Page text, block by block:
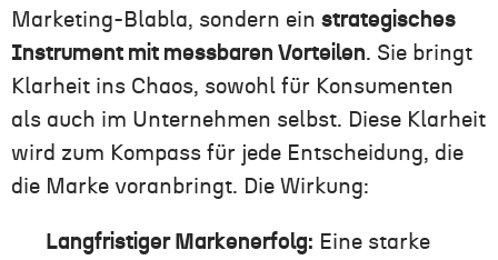
Marketing-Blabla, sondern ein strategisches
Instrument mit messbaren Vorteilen. Sie bringt
Klarheit ins Chaos, sowohl für Konsumenten
als auch im Unternehmen selbst. Diese Klarheit
wird zum Kompass für jede Entscheidung, die
die Marke voranbringt. Die Wirkung:
Langfristiger Markenerfolg: Eine starke